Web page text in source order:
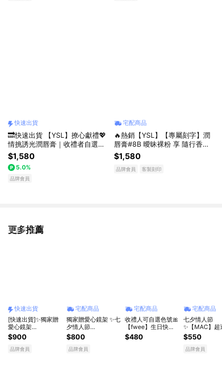
快速出貨
🔜快速出貨 【YSL】撩心獻禮💖
情挑誘光潤唇膏｜收禮者自選色
號｜享 隨行香氛｜精品護唇膏｜
生日禮物
$1,580
5.0%
品牌會員
宅配商品
🔥熱銷【YSL】【專屬刻字】潤
唇膏#8B 曖昧裸粉 享 隨行香氛
｜若有似無的曖昧｜精品護唇膏
｜星座刻字口紅禮｜生日禮物
$1,580
品牌會員 客製刻印
更多推薦
看更多
快速出貨
[快速出貨]✨獨家贈
愛心鏡架
✨【MAC】全新升
級! 超水感持色水唇
膏17色任選 | 唇蜜
$900
品牌會員
宅配商品
獨家贈愛心鏡架 ✨七
夕情人節
✨【M.A.C】超水感
持色鏡光唇釉 #立體
玻璃唇 #鏡光棒 | 口
$800
品牌會員
宅配商品
收禮人可自選色號🎀
【fwee】生日快樂
🎁娜璉同款Baby玫
瑰唇露(獨家禮盒)
$480
宅配商品
七夕情人節
✨【MAC】超
冰晶潤唇露
唇蜜 潤唇膏
唇膏 唇膏 生
$550
品牌會員